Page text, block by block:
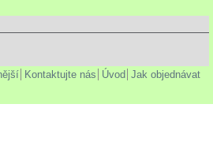
Kontaktujte nás Úvod Jak objednávat